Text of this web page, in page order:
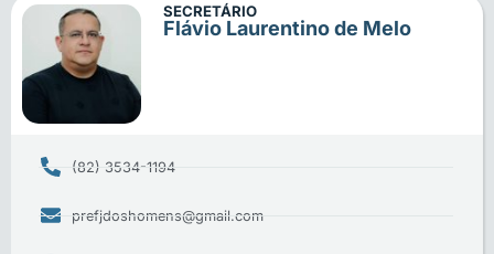
SECRETÁRIO
Flávio Laurentino de Melo
(82) 3534-1194
prefjdoshomens@gmail.com